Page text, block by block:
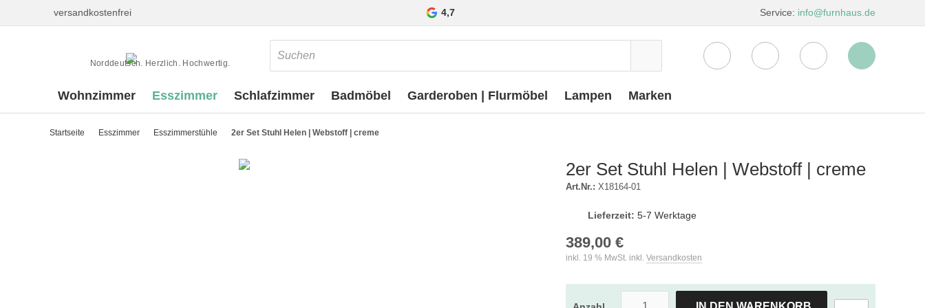
versandkostenfrei 4,7 Service: info@furnhaus.de
Norddeutsch. Herzlich. Hochwertig.
Wohnzimmer Esszimmer Schlafzimmer Badmöbel Garderoben | Flurmöbel Lampen Marken
Startseite Esszimmer Esszimmerstühle 2er Set Stuhl Helen | Webstoff | creme
2er Set Stuhl Helen | Webstoff | creme
Art.Nr.: X18164-01
Lieferzeit: 5-7 Werktage
389,00 €
inkl. 19 % MwSt. inkl. Versandkosten